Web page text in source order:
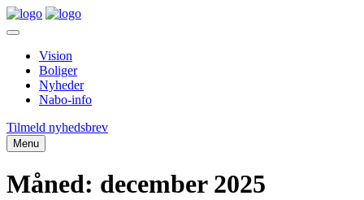
Vision
Boliger
Nyheder
Nabo-info
Tilmeld nyhedsbrev
Menu
Måned: december 2025